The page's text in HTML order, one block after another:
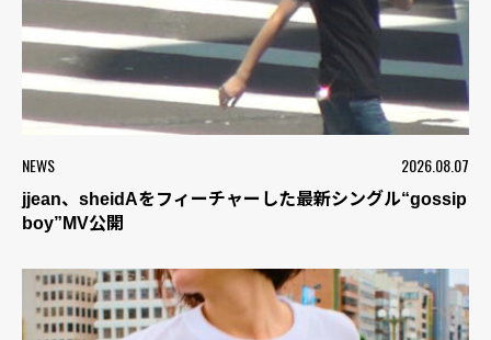
NEWS 2026.08.07
jjean、sheidAをフィーチャーした最新シングル“gossip
boy”MV公開